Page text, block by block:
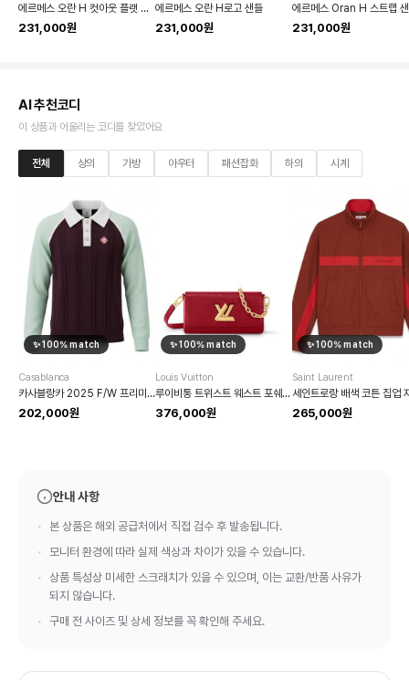
에르메스 오란 H 컷아웃 플랫 샌들
231,000원
에르메스 오란 H로고 샌들
231,000원
에르메스 Oran H 스트랩
231,000원
AI 추천코디
이 상품과 어울리는 코디를 찾았어요
전체 상의 가방 아우터 패션잡화 하의 시계
✨100% match
Casablanca
카사블랑카 2025 F/W 프리미엄 순면 배색 진주 버튼 폴로 셔츠
202,000원
✨100% match
Louis Vuitton
루이비통 트위스트 웨스트 포쉐트 에삐 숄더백
376,000원
✨100% match
Saint Laurent
세인트로랑 배색 코튼 집업
265,000원
안내 사항
본 상품은 해외 공급처에서 직접 검수 후 발송됩니다.
모니터 환경에 따라 실제 색상과 차이가 있을 수 있습니다.
상품 특성상 미세한 스크래치가 있을 수 있으며, 이는 교환/반품 사유가
되지 않습니다.
구매 전 사이즈 및 상세 정보를 꼭 확인해 주세요.